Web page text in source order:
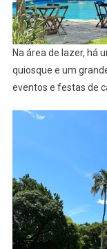
Na área de lazer, há
quiosque e um
eventos e festas de